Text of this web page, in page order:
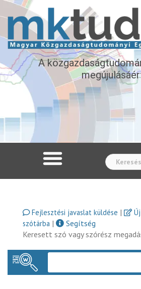
A
Fejlesztési javaslat küldése |
szótárba |
Segítség
Keresett szó vagy szórész